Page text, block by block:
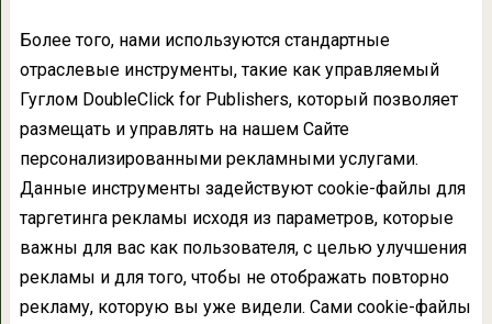
Более того, нами используются стандартные
отраслевые инструменты, такие как управляемый
Гуглом DoubleClick for Publishers, который позволяет
размещать и управлять на нашем Сайте
персонализированными рекламными услугами.
Данные инструменты задействуют cookie-файлы для
таргетинга рекламы исходя из параметров, которые
важны для вас как пользователя, с целью улучшения
рекламы и для того, чтобы не отображать повторно
рекламу, которую вы уже видели. Сами cookie-файлы